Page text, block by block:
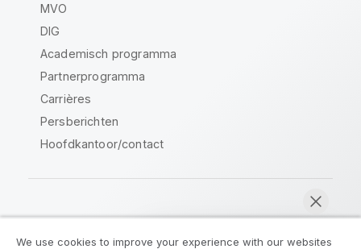
MVO
DIG
Academisch programma
Partnerprogramma
Carrières
Persberichten
Hoofdkantoor/contact
We use cookies to improve your experience with our websites